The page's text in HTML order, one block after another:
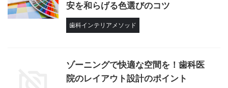
安を和らげる色選びのコツ
歯科インテリアメソッド
ゾーニングで快適な空間を！歯科医
院のレイアウト設計のポイント